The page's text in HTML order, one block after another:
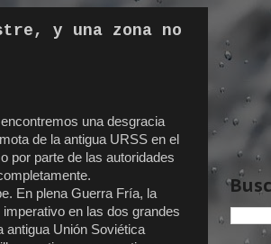
y una zona no
una desgracia
de la antigua URSS en el
por parte de las autoridades
En plena Guerra Fría, la
en las dos grandes
antigua Unión Soviética